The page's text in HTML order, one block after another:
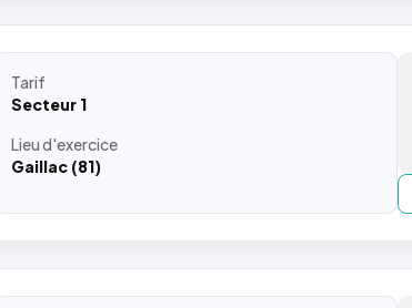
Tarif
Secteur 1
Lieud'exercice
Gaillac (81)